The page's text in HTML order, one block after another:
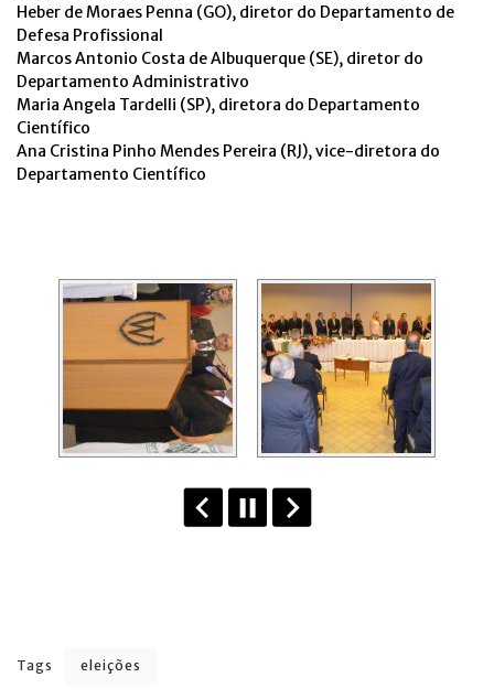
Heber de Moraes Penna (GO), diretor do Departamento de
Defesa Profissional
Marcos Antonio Costa de Albuquerque (SE), diretor do
Departamento Administrativo
Maria Angela Tardelli (SP), diretora do Departamento
Científico
Ana Cristina Pinho Mendes Pereira (RJ), vice-diretora do
Departamento Científico
Tags eleições